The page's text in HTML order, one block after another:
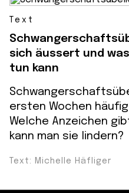
Text
sich äussert und
tun kann
ersten Wochen
Welche Anzeichen
kann man sie lindern?
Text: Michelle Häfliger